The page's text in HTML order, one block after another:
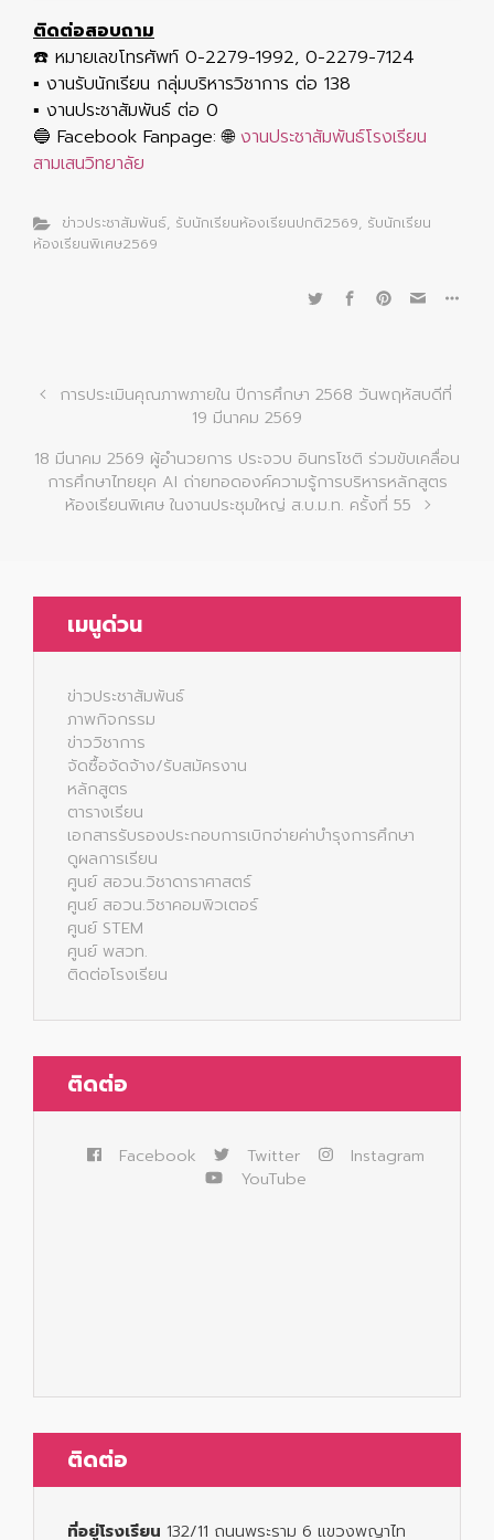
ติดต่อสอบถาม
☎️ หมายเลขโทรศัพท์ 0-2279-1992, 0-2279-7124
▪️ งานรับนักเรียน กลุ่มบริหารวิชาการ ต่อ 138
▪️ งานประชาสัมพันธ์ ต่อ 0
🔵 Facebook Fanpage: 🌐งานประชาสัมพันธ์โรงเรียน
สามเสนวิทยาลัย
ข่าวประชาสัมพันธ์, รับนักเรียนห้องเรียนปกติ2569, รับนักเรียน
ห้องเรียนพิเศษ2569
การประเมินคุณภาพภายใน ปีการศึกษา 2568 วันพฤหัสบดีที่
19 มีนาคม 2569
18 มีนาคม 2569 ผู้อำนวยการ ประจวบ อินทรโชติ ร่วมขับเคลื่อน
การศึกษาไทยยุค AI ถ่ายทอดองค์ความรู้การบริหารหลักสูตร
ห้องเรียนพิเศษ ในงานประชุมใหญ่ ส.บ.ม.ท. ครั้งที่ 55
เมนูด่วน
ข่าวประชาสัมพันธ์
ภาพกิจกรรม
ข่าววิชาการ
จัดซื้อจัดจ้าง/รับสมัครงาน
หลักสูตร
ตารางเรียน
เอกสารรับรองประกอบการเบิกจ่ายค่าบำรุงการศึกษา
ดูผลการเรียน
ศูนย์ สอวน.วิชาดาราศาสตร์
ศูนย์ สอวน.วิชาคอมพิวเตอร์
ศูนย์ STEM
ศูนย์ พสวท.
ติดต่อโรงเรียน
ติดต่อ
Facebook Twitter
Instagram
YouTube
ติดต่อ
ที่อยู่โรงเรียน 132/11 ถนนพระราม 6 แขวงพญาไท